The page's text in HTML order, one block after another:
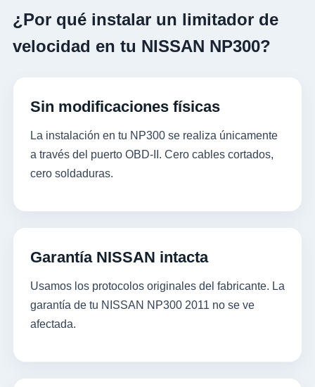
¿Por qué instalar un limitador de
velocidad en tu NISSAN NP300?
Sin modificaciones físicas
La instalación en tu NP300 se realiza únicamente
a través del puerto OBD-II. Cero cables cortados,
cero soldaduras.
Garantía NISSAN intacta
Usamos los protocolos originales del fabricante. La
garantía de tu NISSAN NP300 2011 no se ve
afectada.